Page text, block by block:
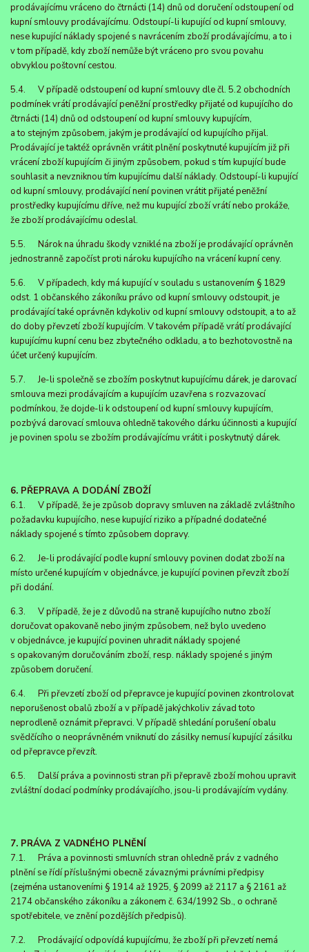
prodávajícímu vráceno do čtrnácti (14) dnů od doručení odstoupení od
kupní smlouvy prodávajícímu. Odstoupí-li kupující od kupní smlouvy,
nese kupující náklady spojené s navrácením zboží prodávajícímu, a to i
v tom případě, kdy zboží nemůže být vráceno pro svou povahu
obvyklou poštovní cestou.
5.4. V případě odstoupení od kupní smlouvy dle čl. 5.2 obchodních
podmínek vrátí prodávající peněžní prostředky přijaté od kupujícího do
čtrnácti (14) dnů od odstoupení od kupní smlouvy kupujícím,
a to stejným způsobem, jakým je prodávající od kupujícího přijal.
Prodávající je taktéž oprávněn vrátit plnění poskytnuté kupujícím již při
vrácení zboží kupujícím či jiným způsobem, pokud s tím kupující bude
souhlasit a nevzniknou tím kupujícímu další náklady. Odstoupí-li kupující
od kupní smlouvy, prodávající není povinen vrátit přijaté peněžní
prostředky kupujícímu dříve, než mu kupující zboží vrátí nebo prokáže,
že zboží prodávajícímu odeslal.
5.5. Nárok na úhradu škody vzniklé na zboží je prodávající oprávněn
jednostranně započíst proti nároku kupujícího na vrácení kupní ceny.
5.6. V případech, kdy má kupující v souladu s ustanovením § 1829
odst. 1 občanského zákoníku právo od kupní smlouvy odstoupit, je
prodávající také oprávněn kdykoliv od kupní smlouvy odstoupit, a to až
do doby převzetí zboží kupujícím. V takovém případě vrátí prodávající
kupujícímu kupní cenu bez zbytečného odkladu, a to bezhotovostně na
účet určený kupujícím.
5.7. Je-li společně se zbožím poskytnut kupujícímu dárek, je darovací
smlouva mezi prodávajícím a kupujícím uzavřena s rozvazovací
podmínkou, že dojde-li k odstoupení od kupní smlouvy kupujícím,
pozbývá darovací smlouva ohledně takového dárku účinnosti a kupující
je povinen spolu se zbožím prodávajícímu vrátit i poskytnutý dárek.
6. PŘEPRAVA A DODÁNÍ ZBOŽÍ
6.1. V případě, že je způsob dopravy smluven na základě zvláštního
požadavku kupujícího, nese kupující riziko a případné dodatečné
náklady spojené s tímto způsobem dopravy.
6.2. Je-li prodávající podle kupní smlouvy povinen dodat zboží na
místo určené kupujícím v objednávce, je kupující povinen převzít zboží
při dodání.
6.3. V případě, že je z důvodů na straně kupujícího nutno zboží
doručovat opakovaně nebo jiným způsobem, než bylo uvedeno
v objednávce, je kupující povinen uhradit náklady spojené
s opakovaným doručováním zboží, resp. náklady spojené s jiným
způsobem doručení.
6.4. Při převzetí zboží od přepravce je kupující povinen zkontrolovat
neporušenost obalů zboží a v případě jakýchkoliv závad toto
neprodleně oznámit přepravci. V případě shledání porušení obalu
svědčícího o neoprávněném vniknutí do zásilky nemusí kupující zásilku
od přepravce převzít.
6.5. Další práva a povinnosti stran při přepravě zboží mohou upravit
zvláštní dodací podmínky prodávajícího, jsou-li prodávajícím vydány.
7. PRÁVA Z VADNÉHO PLNĚNÍ
7.1. Práva a povinnosti smluvních stran ohledně práv z vadného
plnění se řídí příslušnými obecně závaznými právními předpisy
(zejména ustanoveními § 1914 až 1925, § 2099 až 2117 a § 2161 až
2174 občanského zákoníku a zákonem č. 634/1992 Sb., o ochraně
spotřebitele, ve znění pozdějších předpisů).
7.2. Prodávající odpovídá kupujícímu, že zboží při převzetí nemá